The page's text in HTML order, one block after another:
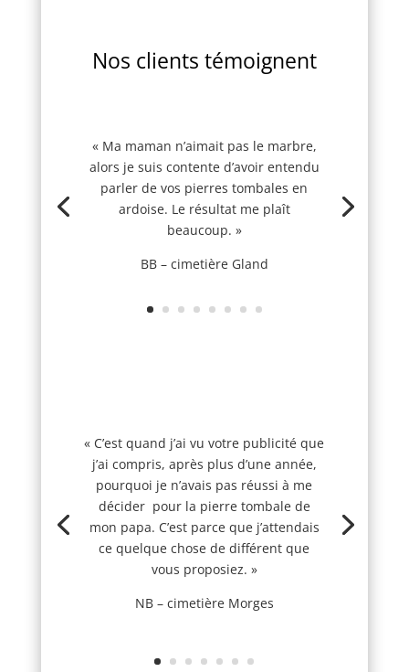
Nos clients témoignent
« Ma maman n’aimait pas le marbre,
alors je suis contente d’avoir entendu
parler de vos pierres tombales en
ardoise. Le résultat me plaît
beaucoup. »
BB – cimetière Gland
« C’est quand j’ai vu votre publicité que
j’ai compris, après plus d’une année,
pourquoi je n’avais pas réussi à me
décider pour la pierre tombale de
mon papa. C’est parce que j’attendais
ce quelque chose de différent que
vous proposiez. »
NB – cimetière Morges